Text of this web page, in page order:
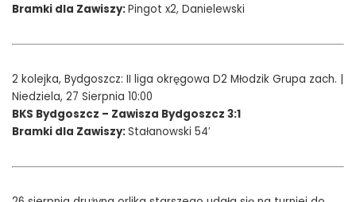
Bramki dla Zawiszy:Pingot x2, Danielewski
2 kolejka, Bydgoszcz: II liga okręgowa D2 Młodzik Grupa zach. |
Niedziela, 27 Sierpnia 10:00
BKS Bydgoszcz – Zawisza Bydgoszcz 3:1
Bramki dla Zawiszy:Stałanowski 54′